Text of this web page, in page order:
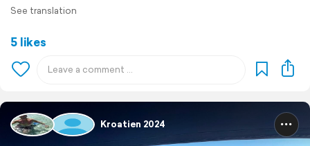
See translation
5 likes
Kroatien 2024